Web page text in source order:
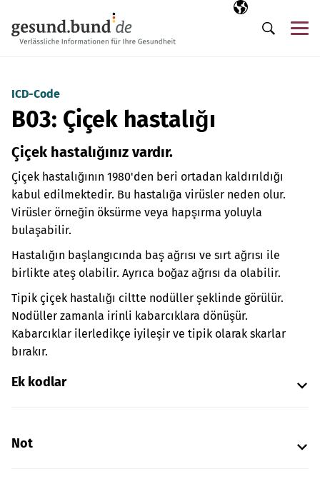
Seçili dil
TR
Arama
ICD-Code
B03: Çiçek hastalığı
Çiçek hastalığınız vardır.
Çiçek hastalığının 1980'den beri ortadan kaldırıldığı
kabul edilmektedir. Bu hastalığa virüsler neden olur.
Virüsler örneğin öksürme veya hapşırma yoluyla
bulaşabilir.
Hastalığın başlangıcında baş ağrısı ve sırt ağrısı ile
birlikte ateş olabilir. Ayrıca boğaz ağrısı da olabilir.
Tipik çiçek hastalığı ciltte nodüller şeklinde görülür.
Nodüller zamanla irinli kabarcıklara dönüşür.
Kabarcıklar ilerledikçe iyileşir ve tipik olarak skarlar
bırakır.
Ek kodlar
Not